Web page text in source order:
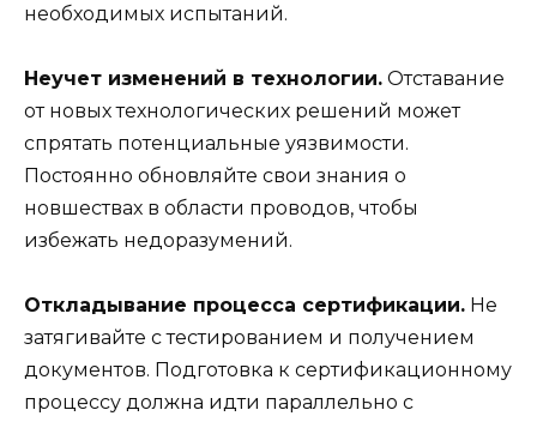
необходимых испытаний.
Неучет изменений в технологии. Отставание
от новых технологических решений может
спрятать потенциальные уязвимости.
Постоянно обновляйте свои знания о
новшествах в области проводов, чтобы
избежать недоразумений.
Откладывание процесса сертификации. Не
затягивайте с тестированием и получением
документов. Подготовка к сертификационному
процессу должна идти параллельно с